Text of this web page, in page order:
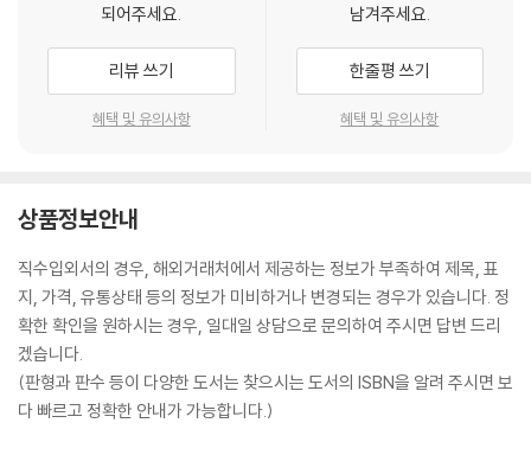
되어주세요.
리뷰 쓰기
혜택 및 유의사항
남겨주세요.
한줄평 쓰기
혜택 및 유의사항
상품정보안내
직수입외서의 경우, 해외거래처에서 제공하는 정보가 부족하여 제목, 표
지, 가격, 유통상태 등의 정보가 미비하거나 변경되는 경우가 있습니다. 정
확한 확인을 원하시는 경우, 일대일 상담으로 문의하여 주시면 답변 드리
겠습니다.
(판형과 판수 등이 다양한 도서는 찾으시는 도서의 ISBN을 알려 주시면 보
다 빠르고 정확한 안내가 가능합니다.)